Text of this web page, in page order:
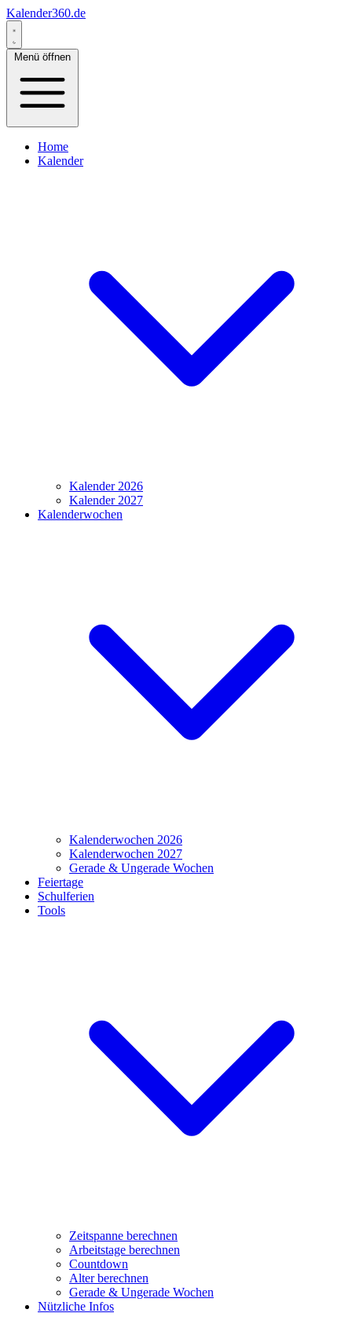
Kalender360.de
Menü öffnen
Home
Kalender
Kalender 2026
Kalender 2027
Kalenderwochen
Kalenderwochen 2026
Kalenderwochen 2027
Gerade & Ungerade Wochen
Feiertage
Schulferien
Tools
Zeitspanne berechnen
Arbeitstage berechnen
Countdown
Alter berechnen
Gerade & Ungerade Wochen
Nützliche Infos